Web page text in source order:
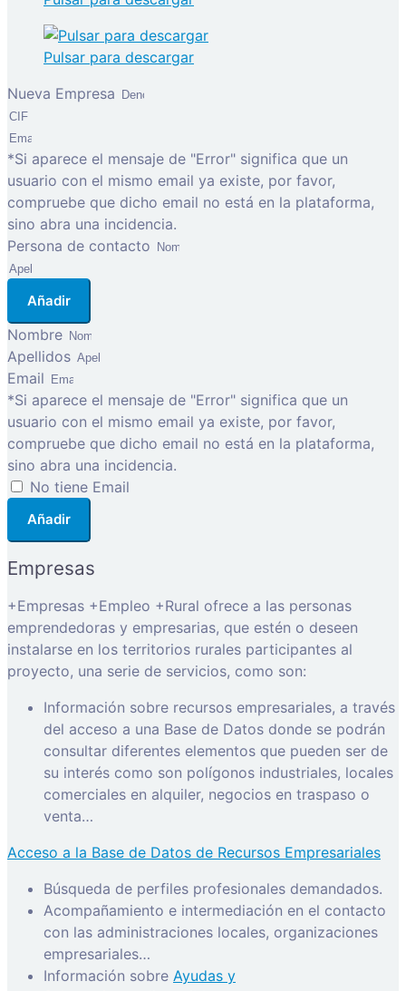
Pulsar para descargar
Nueva Empresa
*Si aparece el mensaje de "Error" significa que un
usuario con el mismo email ya existe, por favor,
compruebe que dicho email no está en la plataforma,
sino abra una incidencia.
Persona de contacto
Añadir
Nombre
Apellidos
Email
*Si aparece el mensaje de "Error" significa que un
usuario con el mismo email ya existe, por favor,
compruebe que dicho email no está en la plataforma,
sino abra una incidencia.
No tiene Email
Añadir
Empresas
+Empresas +Empleo +Rural ofrece a las personas
emprendedoras y empresarias, que estén o deseen
instalarse en los territorios rurales participantes al
proyecto, una serie de servicios, como son:
Información sobre recursos empresariales, a través
del acceso a una Base de Datos donde se podrán
consultar diferentes elementos que pueden ser de
su interés como son polígonos industriales, locales
comerciales en alquiler, negocios en traspaso o
venta…
Acceso a la Base de Datos de Recursos Empresariales
Búsqueda de perfiles profesionales demandados.
Acompañamiento e intermediación en el contacto
con las administraciones locales, organizaciones
empresariales…
Información sobre Ayudas y